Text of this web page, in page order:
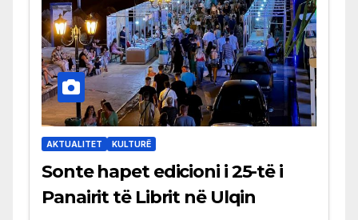
AKTUALITET KULTURË
Sonte hapet edicioni i 25-të i
Panairit të Librit në Ulqin